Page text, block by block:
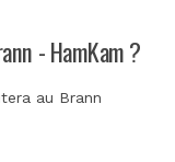
- HamKam ?
au Brann